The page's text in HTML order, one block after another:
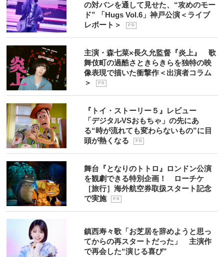
の対バンを通して見せた、“攻めのモー
ド” 「Hugs Vol.6」神戸公演＜ライブ
レポート＞
P R
主演・森七菜×長久允監督『炎上』 歌
舞伎町の過酷さときらきらを独特の映
像表現で描いた衝撃作＜出演者コラム
＞
P R
『トイ・ストーリー５』レビュー
「デジタルVSおもちゃ」の先にあ
る“時が流れても変わらないもの”に目
頭が熱くなる
P R
舞台『となりのトトロ』ロンドン公演
を観劇できる特別企画！ ローチケ
［旅行］海外航空券取扱スタート記念
で実施
P R
鎮西寿々歌「お芝居を辞めようと思っ
てからの再スタートだった」 主演作
で再会した“演じる喜び”